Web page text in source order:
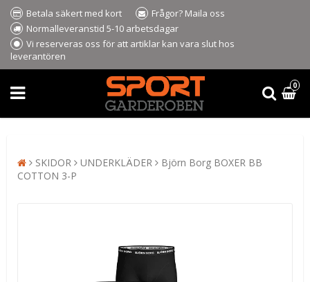
Betala säkert med kort
Frågor? Maila oss
Normalleveranstid 5-10 arbetsdagar
Vi reserveras oss för att artiklar kan vara slut hos
leverantören
0
SKIDOR UNDERKLÄDER
Björn Borg BOXER BB
COTTON 3-P